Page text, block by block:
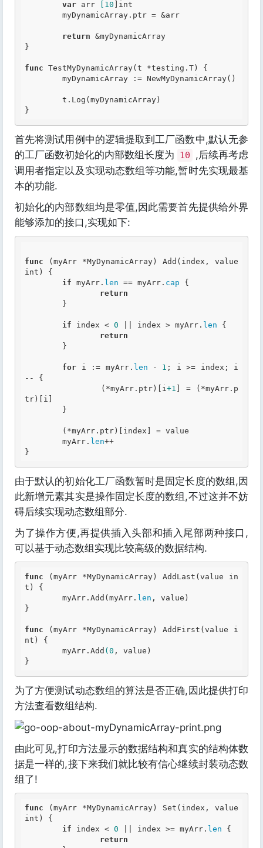
var arr [10
int
return &myDynamicArray
}
func TestMyDynamicArray(t *testing.T) {
首先将测试用例中的逻辑提取到工厂函数中,默认无参
的工厂函数初始化的内部数组长度为
10
,后续再考虑
调用者指定以及实现动态数组等功能,暂时先实现最基
本的功能.
初始化的内部数组均是零值,因此需要首先提供给外界
能够添加的接口,实现如下:
func
int ) {
if myArr. len == myArr. cap {
return
if index < 0 || index > myArr. len {
return
for i := myArr. len - 1 ; i >= index; i
-- {
		(*myArr.ptr)[i
+1
] = (*myArr.p
tr)[i]
	myArr.
len++
由于默认的初始化工厂函数暂时是固定长度的数组,因
此新增元素其实是操作固定长度的数组,不过这并不妨
碍后续实现动态数组部分.
为了操作方便,再提供插入头部和插入尾部两种接口,
可以基于动态数组实现比较高级的数据结构.
func (myArr *MyDynamicArray) AddLast(value in
t ) {
	myArr.Add(myArr.
len , value)
}
func (myArr *MyDynamicArray) AddFirst(value i
nt ) {
	myArr.Add
(0 , value)
为了方便测试动态数组的算法是否正确,因此提供打印
方法查看数组结构.
由此可见,打印方法显示的数据结构和真实的结构体数
据是一样的,接下来我们就比较有信心继续封装动态数
组了!
func
int ) {
if index < 0 || index >= myArr. len {
return